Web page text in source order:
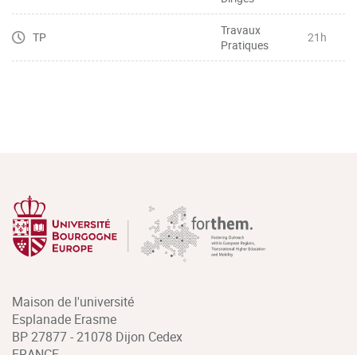
TP
Travaux
Pratiques
21h
Maison de l'université
Esplanade Erasme
BP 27877 - 21078 Dijon Cedex